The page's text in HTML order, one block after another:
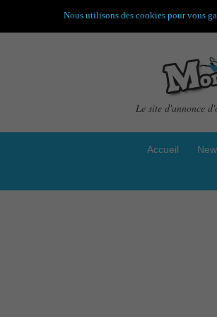
Le site d'annonce
Accueil
Nous utilisons des cookies pour vous